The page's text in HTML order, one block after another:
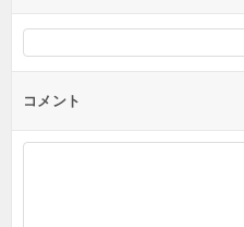
コメント